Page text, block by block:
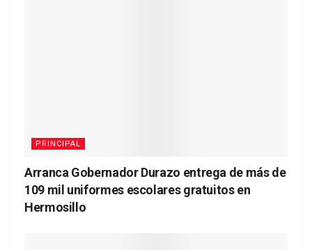
PRINCIPAL
Arranca Gobernador Durazo entrega de más de
109 mil uniformes escolares gratuitos en
Hermosillo